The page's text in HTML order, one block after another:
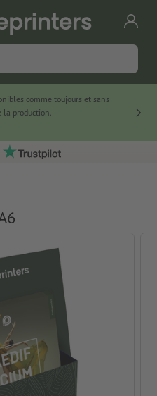
comme toujours et sans
la production.